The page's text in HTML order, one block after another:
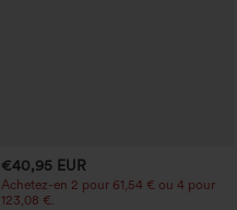
€40,95 EUR
Achetez-en 2 pour 61,54 € ou 4 pour
123,08 €.